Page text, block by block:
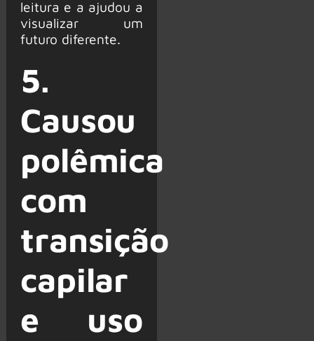
leitura e a ajudou a
visualizar um
futuro diferente.
5.
Causou
polêmica
com
transição
capilar
e uso